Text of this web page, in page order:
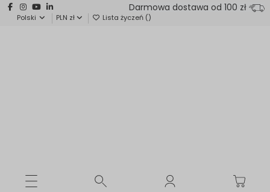
Darmowa dostawa od 100 zł
Polski PLN zł Lista życzeń ()